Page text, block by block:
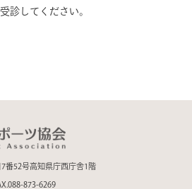
診してください。
番52号高知県庁西庁舎1階
873-6269